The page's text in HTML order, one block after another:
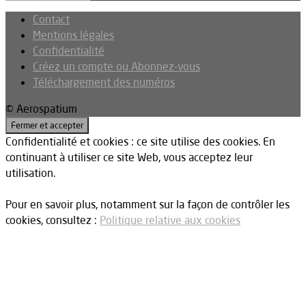
Contact
Mentions légales
Confidentialité
Créez un compte ou Abonnez-vous
Téléchargement des numéros
© Aerospatium
Confidentialité et cookies : ce site utilise des cookies. En
continuant à utiliser ce site Web, vous acceptez leur
utilisation.
Pour en savoir plus, notamment sur la façon de contrôler les
cookies, consultez : Politique relative aux cookies